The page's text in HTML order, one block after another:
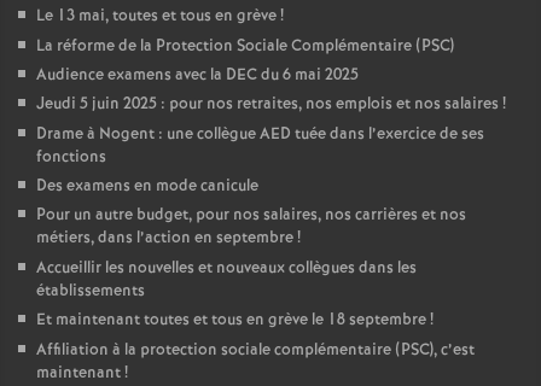
Le 13 mai, toutes et tous en grève!
La réforme de la Protection Sociale Complémentaire (PSC)
Audience examens avec la DEC du 6 mai 2025
Jeudi 5 juin 2025 : pour nos retraites, nos emplois et nos salaires !
Drame à Nogent : une collègue AED tuée dans l’exercice de ses
fonctions
Des examens en mode canicule
Pour un autre budget, pour nos salaires, nos carrières et nos
métiers, dans l’action en septembre!
Accueillir les nouvelles et nouveaux collègues dans les
établissements
Et maintenant toutes et tous en grève le 18 septembre!
Affiliation à la protection sociale complémentaire (PSC), c’est
maintenant!